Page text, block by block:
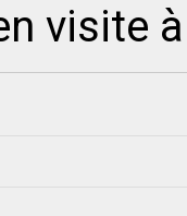
visite